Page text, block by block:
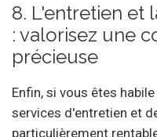
8. L'entretien et
: valorisez une
précieuse
Enfin, si vous êtes
services d'entretien et
particulièrement